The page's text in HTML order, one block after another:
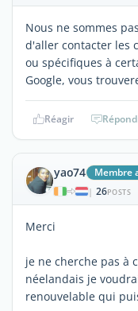
Nous ne sommes
d'aller contacter les
ou spécifiques à
Google, vous
Réagir
yao74 Membre
| 26POSTS
Merci
je ne cherche pas à
néelandais je
renouvelable qui